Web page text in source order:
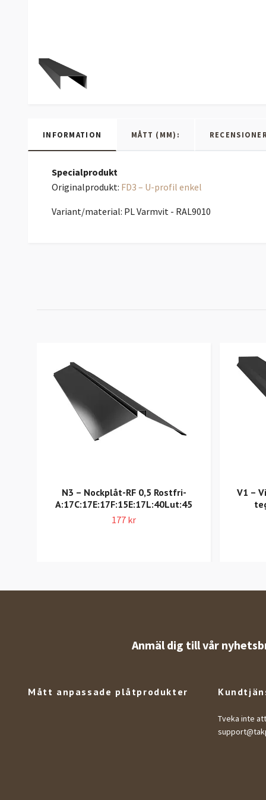
INFORMATION MÅTT (MM):
Specialprodukt
Originalprodukt: FD3 – U-profil enkel
Variant/material: PL Varmvit - RAL9010
N3 – Nockplåt-RF 0,5 Rostfri-
A:17C:17E:17F:15E:17L:40Lut:45
177 kr
V1 –
Anmäl dig till vår
Mått anpassade plåtprodukter
Tveka inte